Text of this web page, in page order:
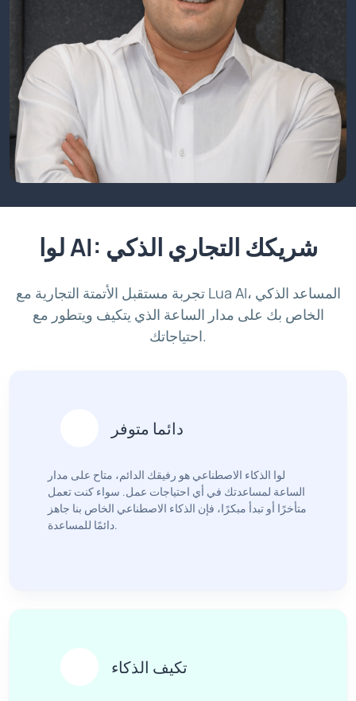
مدير تنفيذي وشريك مؤسس
لوا AI: شريكك التجاري الذكي
تجربة مستقبل الأتمتة التجارية مع Lua AI، المساعد الذكي
الخاص بك على مدار الساعة الذي يتكيف ويتطور مع
احتياجاتك.
دائما متوفر
لوا الذكاء الاصطناعي هو رفيقك الدائم، متاح على مدار
الساعة لمساعدتك في أي احتياجات عمل. سواء كنت تعمل
متأخرًا أو تبدأ مبكرًا، فإن الذكاء الاصطناعي الخاص بنا جاهز
دائمًا للمساعدة.
تكيف الذكاء